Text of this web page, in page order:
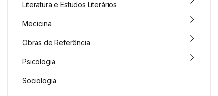
Literatura e Estudos Literários
Medicina
Obras de Referência
Psicologia
Sociologia